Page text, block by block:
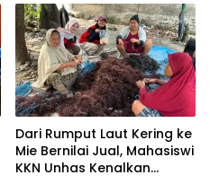
Berdaya Saing Global
Dari Rumput Laut Kering ke
Mie Bernilai Jual, Mahasiswi
KKN Unhas Kenalkan